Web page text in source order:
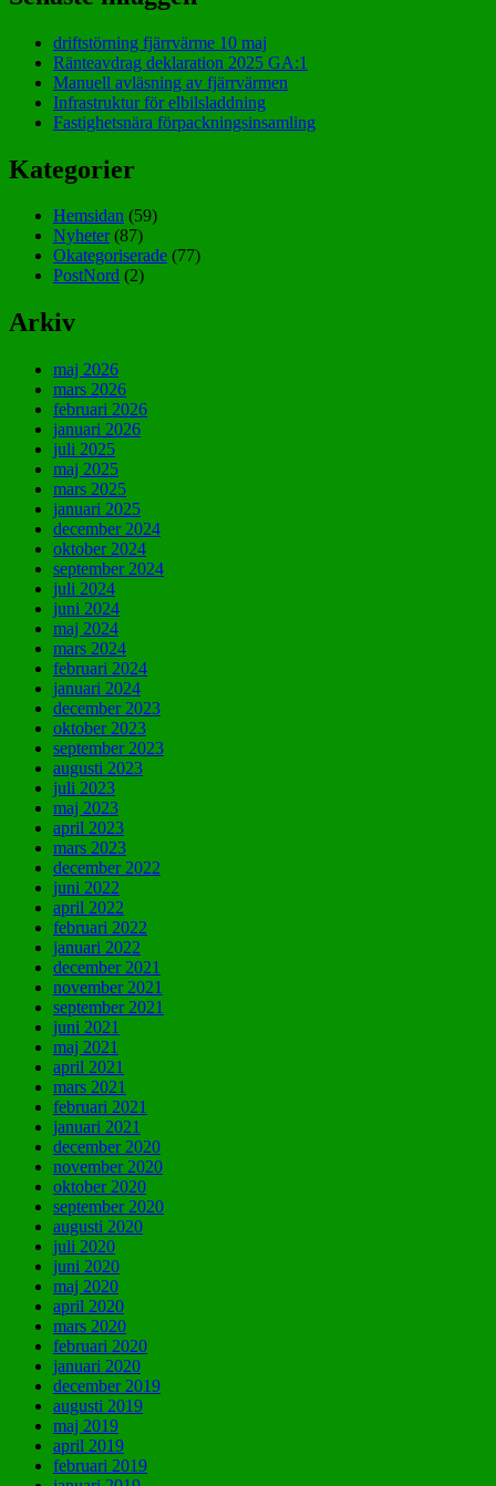
driftstörning fjärrvärme 10 maj
Ränteavdrag deklaration 2025 GA:1
Manuell avläsning av fjärrvärmen
Infrastruktur för elbilsladdning
Fastighetsnära förpackningsinsamling
Kategorier
Hemsidan (59)
Nyheter(87)
Okategoriserade (77)
PostNord (2)
Arkiv
maj 2026
mars 2026
februari 2026
januari 2026
juli 2025
maj 2025
mars 2025
januari 2025
december 2024
oktober 2024
september 2024
juli 2024
juni 2024
maj 2024
mars 2024
februari 2024
januari 2024
december 2023
oktober 2023
september 2023
augusti 2023
juli 2023
maj 2023
april 2023
mars 2023
december 2022
juni 2022
april 2022
februari 2022
januari 2022
december 2021
november 2021
september 2021
juni 2021
maj 2021
april 2021
mars 2021
februari 2021
januari 2021
december 2020
november 2020
oktober 2020
september 2020
augusti 2020
juli 2020
juni 2020
maj 2020
april 2020
mars 2020
februari 2020
januari 2020
december 2019
augusti 2019
maj 2019
april 2019
februari 2019